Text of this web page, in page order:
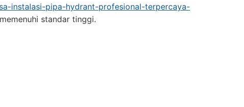
instalasi-pipa-hydrant-profesional-terpercaya-
standar tinggi.